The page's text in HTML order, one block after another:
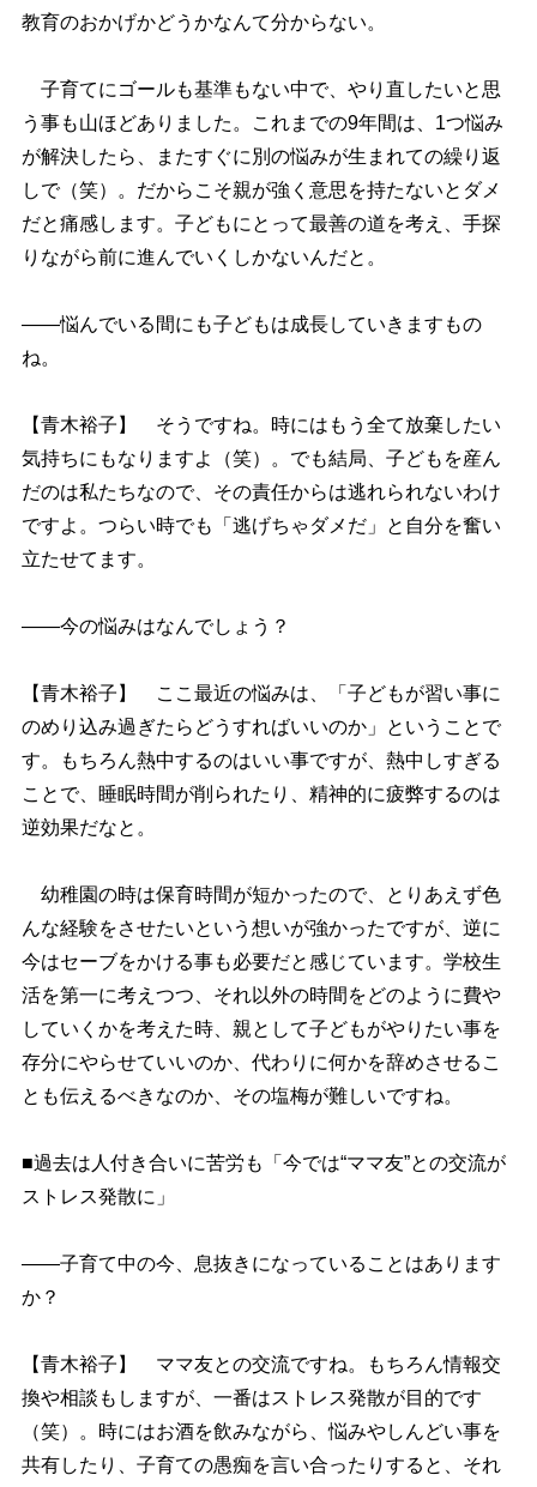
教育のおかげかどうかなんて分からない。
子育てにゴールも基準もない中で、やり直したいと思
う事も山ほどありました。これまでの9年間は、1つ悩み
が解決したら、またすぐに別の悩みが生まれての繰り返
しで（笑）。だからこそ親が強く意思を持たないとダメ
だと痛感します。子どもにとって最善の道を考え、手探
りながら前に進んでいくしかないんだと。
――悩んでいる間にも子どもは成長していきますもの
ね。
【青木裕子】 そうですね。時にはもう全て放棄したい
気持ちにもなりますよ（笑）。でも結局、子どもを産ん
だのは私たちなので、その責任からは逃れられないわけ
ですよ。つらい時でも「逃げちゃダメだ」と自分を奮い
立たせてます。
――今の悩みはなんでしょう？
【青木裕子】 ここ最近の悩みは、「子どもが習い事に
のめり込み過ぎたらどうすればいいのか」ということで
す。もちろん熱中するのはいい事ですが、熱中しすぎる
ことで、睡眠時間が削られたり、精神的に疲弊するのは
逆効果だなと。
幼稚園の時は保育時間が短かったので、とりあえず色
んな経験をさせたいという想いが強かったですが、逆に
今はセーブをかける事も必要だと感じています。学校生
活を第一に考えつつ、それ以外の時間をどのように費
していくかを考えた時、親として子どもがやりたい事を
存分にやらせていいのか、代わりに何かを辞めさせるこ
とも伝えるべきなのか、その塩梅が難しいですね。
■過去は人付き合いに苦労も「今では“ママ友”との交流が
ストレス発散に」
――子育て中の今、息抜きになっていることはあります
か？
【青木裕子】 ママ友との交流ですね。もちろん情報交
換や相談もしますが、一番はストレス発散が目的です
（笑）。時にはお酒を飲みながら、悩みやしんどい事を
共有したり、子育ての愚痴を言い合ったりすると、それ